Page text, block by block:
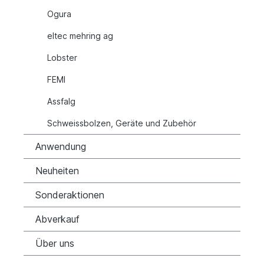
Ogura
eltec mehring ag
Lobster
FEMI
Assfalg
Schweissbolzen, Geräte und Zubehör
Anwendung
Neuheiten
Sonderaktionen
Abverkauf
Über uns